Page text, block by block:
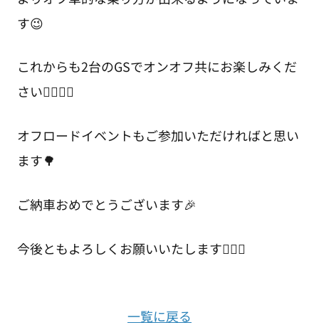
す😉
これからも2台のGSでオンオフ共にお楽しみくだ
さい✌🏻✌🏻
オフロードイベントもご参加いただければと思い
ます🌳
ご納車おめでとうございます🎉
今後ともよろしくお願いいたします🙇🏻‍♂️
一覧に戻る